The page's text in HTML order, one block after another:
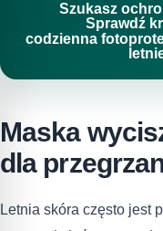
Szukasz
Sprawdź
codzienna
Maska
dla
Letnia skóra często jest